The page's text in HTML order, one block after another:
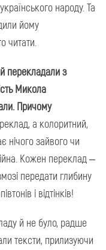
народу. Та
йому
читати.
перекладали з
Микола
Причому
а колоритний,
нічого зайвого чи
Кожен переклад –
передати глибину
і відтінків!
й не було, радше
тексти, прилизуючи